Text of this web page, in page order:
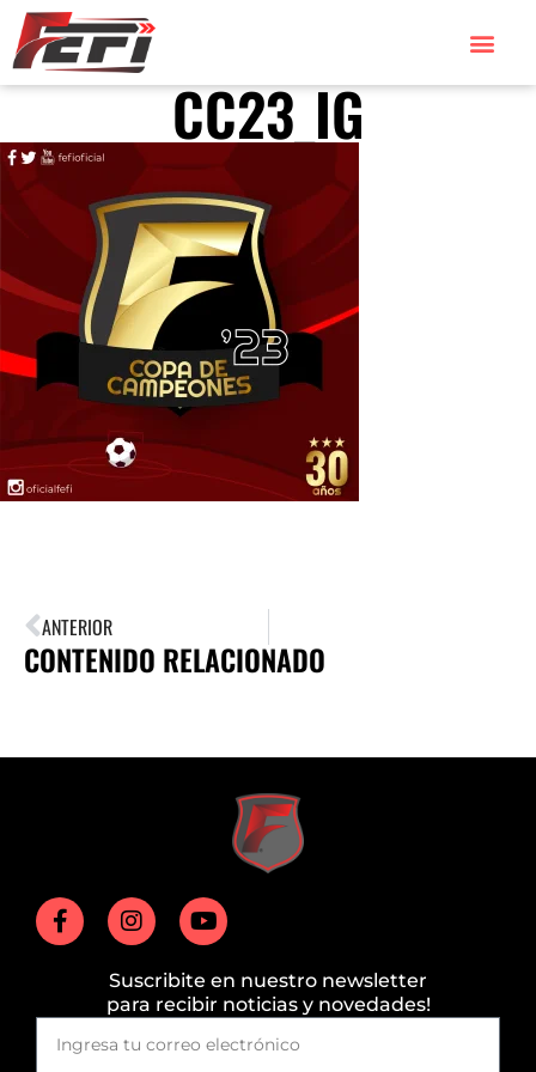
CC23_IG
ANTERIOR
CONTENIDO RELACIONADO
Suscribite en nuestro newsletter
para recibir noticias y novedades!